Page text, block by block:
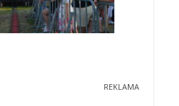
REKLAMA